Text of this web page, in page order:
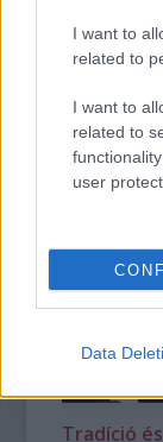
I want to
related to
I want to
related to
user
Data
Két olimpiai
valóság
Tradíció